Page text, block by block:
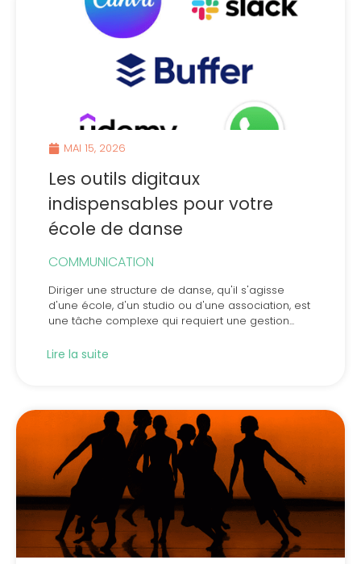
MAI 15, 2026
Les outils digitaux
indispensables pour votre
école de danse
COMMUNICATION
Diriger une structure de danse, qu'il s'agisse
d'une école, d'un studio ou d'une association, est
une tâche complexe qui requiert une gestion...
Lire la suite